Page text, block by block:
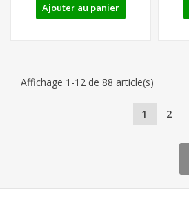
Ajouter au panier
Affichage 1-12 de 88 article(s)
1 2